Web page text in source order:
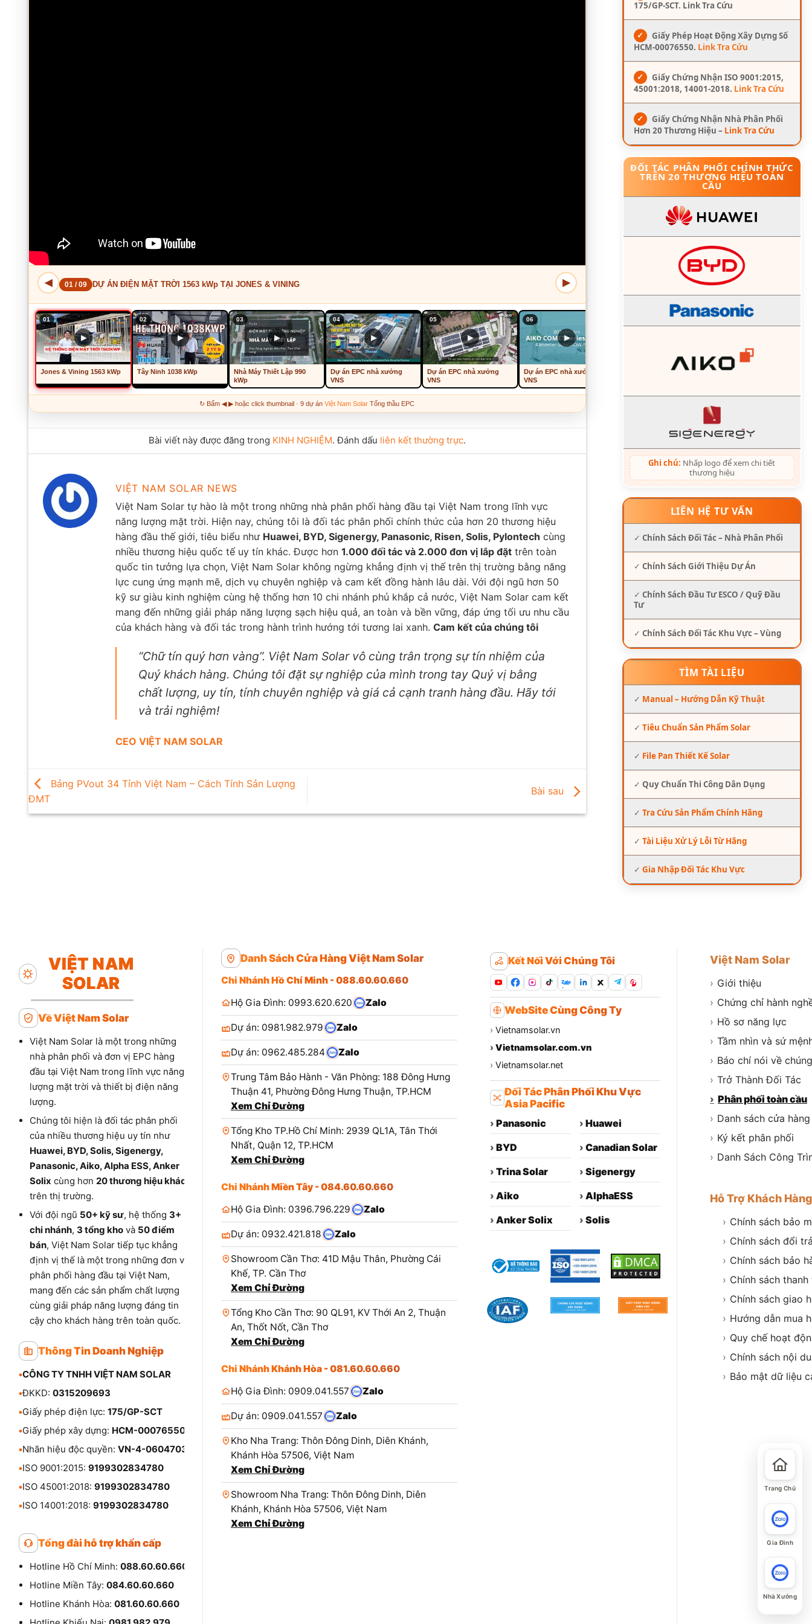
◀ 01 / 09 DỰ ÁN ĐIỆN MẶT TRỜI 1563 kWp TẠI JONES & VINING ▶
01
▶
Jones & Vining 1563 kWp
02
▶
Tây Ninh 1038 kWp
03
▶
Nhà Máy Thiết Lập 990
kWp
04
▶
Dự án EPC nhà xưởng
VNS
05
▶
Dự án EPC nhà xưởng
VNS
06
▶
Dự án EPC nhà xưởng
VNS
Dự án EPC nhà xưởng
Dự án EPC nhà xưởng
↻ Bấm ◀ ▶ hoặc click thumbnail · 9 dự ánViệt Nam Solar Tổng thầu EPC
Bài viết này được đăng trong KINH NGHIỆM. Đánh dấu liên kết thường trực.
VIỆT NAM SOLAR NEWS
Việt Nam Solar tự hào là một trong những nhà phân phối hàng đầu tại Việt Nam trong lĩnh vực
năng lượng mặt trời. Hiện nay, chúng tôi là đối tác phân phối chính thức của hơn 20 thương hiệu
hàng đầu thế giới, tiêu biểu như Huawei, BYD, Sigenergy, Panasonic, Risen, Solis, Pylontech cùng
nhiều thương hiệu quốc tế uy tín khác. Được hơn 1.000 đối tác và 2.000 đơn vị lắp đặt trên toàn
quốc tin tưởng lựa chọn, Việt Nam Solar không ngừng khẳng định vị thế trên thị trường bằng năng
lực cung ứng mạnh mẽ, dịch vụ chuyên nghiệp và cam kết đồng hành lâu dài. Với đội ngũ hơn 50
kỹ sư giàu kinh nghiệm cùng hệ thống hơn 10 chi nhánh phủ khắp cả nước, Việt Nam Solar cam kết
mang đến những giải pháp năng lượng sạch hiệu quả, an toàn và bền vững, đáp ứng tối ưu nhu cầu
của khách hàng và đối tác trong hành trình hướng tới tương lai xanh. Cam kết của chúng tôi
“Chữ tín quý hơn vàng”. Việt Nam Solar vô cùng trân trọng sự tín nhiệm của
Quý khách hàng. Chúng tôi đặt sự nghiệp của mình trong tay Quý vị bằng
chất lượng, uy tín, tính chuyên nghiệp và giá cả cạnh tranh hàng đầu. Hãy tới
và trải nghiệm!
CEO VIỆT NAM SOLAR
Bảng PVout 34 Tỉnh Việt Nam – Cách Tính Sản Lượng
ĐMT
Bài sau
175/GP-SCT. Link Tra Cứu
✓
Giấy Phép Hoạt Động Xây Dựng Số
HCM-00076550. Link Tra Cứu
✓
Giấy Chứng Nhận ISO 9001:2015,
45001:2018, 14001-2018. Link Tra Cứu
✓
Giấy Chứng Nhận Nhà Phân Phối
Hơn 20 Thương Hiệu – Link Tra Cứu
ĐỐI TÁC PHÂN PHỐI CHÍNH THỨC
TRÊN 20 THƯƠNG HIỆU TOÀN
CẦU
Ghi chú: Nhấp logo để xem chi tiết
thương hiệu
LIÊN HỆ TƯ VẤN
✓ Chính Sách Đối Tác – Nhà Phân Phối
✓ Chính Sách Giới Thiệu Dự Án
✓ Chính Sách Đầu Tư ESCO / Quỹ Đầu
Tư
✓ Chính Sách Đối Tác Khu Vực – Vùng
TÌM TÀI LIỆU
✓ Manual – Hướng Dẫn Kỹ Thuật
✓ Tiêu Chuẩn Sản Phẩm Solar
✓ File Pan Thiết Kế Solar
✓ Quy Chuẩn Thi Công Dân Dụng
✓ Tra Cứu Sản Phẩm Chính Hãng
✓ Tài Liệu Xử Lý Lỗi Từ Hãng
✓ Gia Nhập Đối Tác Khu Vực
VIỆT NAM
SOLAR
Về Việt Nam Solar
Việt Nam Solar là một trong những
nhà phân phối và đơn vị EPC hàng
đầu tại Việt Nam trong lĩnh vực năng
lượng mặt trời và thiết bị điện năng
lượng.
Chúng tôi hiện là đối tác phân phối
của nhiều thương hiệu uy tín như
Huawei, BYD, Solis, Sigenergy,
Panasonic, Aiko, Alpha ESS, Anker
Solix cùng hơn 20 thương hiệu khác
trên thị trường.
Với đội ngũ 50+ kỹ sư, hệ thống 3+
chi nhánh, 3 tổng kho và 50 điểm
bán, Việt Nam Solar tiếp tục khẳng
định vị thế là một trong những đơn vị
phân phối hàng đầu tại Việt Nam,
mang đến các sản phẩm chất lượng
cùng giải pháp năng lượng đáng tin
cậy cho khách hàng trên toàn quốc.
Thông Tin Doanh Nghiệp
•CÔNG TY TNHH VIỆT NAM SOLAR
•ĐKKD: 0315209693
•Giấy phép điện lực: 175/GP-SCT
•Giấy phép xây dựng: HCM-00076550
•Nhãn hiệu độc quyền: VN-4-0604703
•ISO 9001:2015: 9199302834780
•ISO 45001:2018: 9199302834780
•ISO 14001:2018: 9199302834780
Tổng đài hỗ trợ khẩn cấp
Hotline Hồ Chí Minh: 088.60.60.660
Hotline Miền Tây: 084.60.60.660
Hotline Khánh Hòa: 081.60.60.660
Danh Sách Cửa Hàng Việt Nam Solar
Chi Nhánh Hồ Chí Minh - 088.60.60.660
Hộ Gia Đình: 0993.620.620
Zalo
Dự án: 0981.982.979 Zalo
Dự án: 0962.485.284 Zalo
Trung Tâm Bảo Hành - Văn Phòng: 188 Đông Hưng
Thuận 41, Phường Đông Hưng Thuận, TP.HCM
Xem Chỉ Đường
Tổng Kho TP.Hồ Chí Minh: 2939 QL1A, Tân Thới
Nhất, Quận 12, TP.HCM
Xem Chỉ Đường
Chi Nhánh Miền Tây - 084.60.60.660
Hộ Gia Đình: 0396.796.229
Zalo
Dự án: 0932.421.818 Zalo
Showroom Cần Thơ: 41D Mậu Thân, Phường Cái
Khế, TP. Cần Thơ
Xem Chỉ Đường
Tổng Kho Cần Thơ: 90 QL91, KV Thới An 2, Thuận
An, Thốt Nốt, Cần Thơ
Xem Chỉ Đường
Chi Nhánh Khánh Hòa - 081.60.60.660
Hộ Gia Đình: 0909.041.557
Zalo
Dự án: 0909.041.557 Zalo
Kho Nha Trang: Thôn Đông Dinh, Diên Khánh,
Khánh Hòa 57506, Việt Nam
Xem Chỉ Đường
Showroom Nha Trang: Thôn Đông Dinh, Diên
Khánh, Khánh Hòa 57506, Việt Nam
Xem Chỉ Đường
Kết Nối Với Chúng Tôi
Zalo
WebSite Cùng Công Ty
› Vietnamsolar.vn
› Vietnamsolar.com.vn
› Vietnamsolar.net
Đối Tác Phân Phối Khu Vực
Asia Pacific
› Panasonic › Huawei
› BYD › Canadian Solar
› Trina Solar › Sigenergy
› Aiko › AlphaESS
› Anker Solix › Solis
Việt Nam Solar
› Giới thiệu
› Chứng chỉ hành
› Hồ sơ năng lực
› Tầm nhìn và sứ
› Báo chí nói về
› Trở Thành Đối Tác
› Phân phối toàn cầu
› Danh sách cửa hàng
› Ký kết phân phối
› Danh Sách Công
Hỗ Trợ Khách Hàng
› Chính sách bảo
› Chính sách đổi
› Chính sách bảo
› Chính sách thanh
› Chính sách giao
› Hướng dẫn mua
› Quy chế hoạt
› Chính sách nội
› Bảo mật dữ liệu
Trang Chủ
Gia Đình
Nhà Xưởng